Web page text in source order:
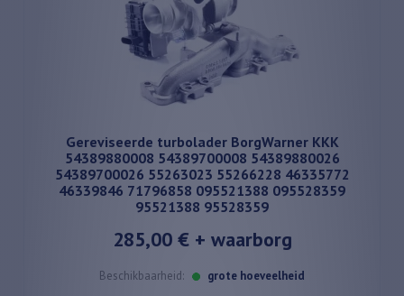
Gereviseerde turbolader BorgWarner KKK
54389880008 54389700008 54389880026
54389700026 55263023 55266228 46335772
46339846 71796858 095521388 095528359
95521388 95528359
285,00 €+ waarborg
Beschikbaarheid: grote hoeveelheid